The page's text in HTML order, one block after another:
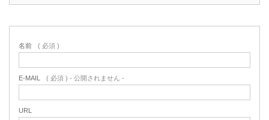
名前 ( 必須 )
E-MAIL ( 必須 ) - 公開されません -
URL